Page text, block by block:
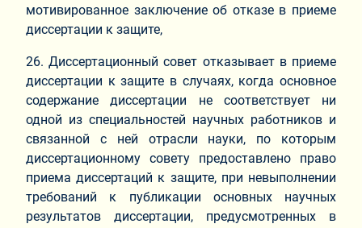
мотивированное заключение об отказе в приеме
диссертации к защите,
26. Диссертационный совет отказывает в приеме
диссертации к защите в случаях, когда основное
содержание диссертации не соответствует ни
одной из специальностей научных работников и
связанной с ней отрасли науки, по которым
диссертационному совету предоставлено право
приема диссертаций к защите, при невыполнении
требований к публикации основных научных
результатов диссертации, предусмотренных в